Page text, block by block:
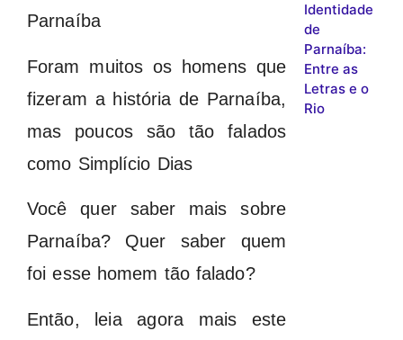
Parnaíba
Foram muitos os homens que
fizeram a história de Parnaíba,
mas poucos são tão falados
como Simplício Dias
Você quer saber mais sobre
Parnaíba? Quer saber quem
foi esse homem tão falado?
Então, leia agora mais este
Identidade
de
Parnaíba:
Entre as
Letras e o
Rio